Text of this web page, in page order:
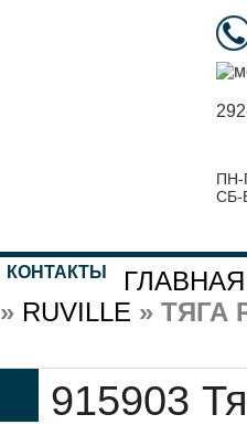
ПН-
СБ-
КОНТАКТЫ ГЛАВНАЯ
» RUVILLE » ТЯГА
915903